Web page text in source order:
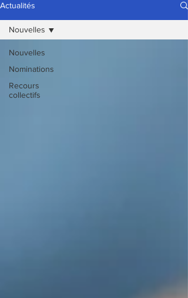
Actualités
Nouvelles
Nominations
Recours
collectifs
Nouvelles